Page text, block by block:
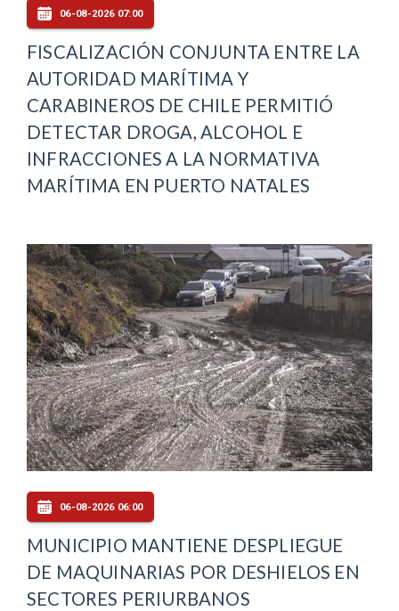
06-08-2026 07:00
FISCALIZACIÓN CONJUNTA ENTRE LA
AUTORIDAD MARÍTIMA Y
CARABINEROS DE CHILE PERMITIÓ
DETECTAR DROGA, ALCOHOL E
INFRACCIONES A LA NORMATIVA
MARÍTIMA EN PUERTO NATALES
06-08-2026 06:00
MUNICIPIO MANTIENE DESPLIEGUE
DE MAQUINARIAS POR DESHIELOS EN
SECTORES PERIURBANOS